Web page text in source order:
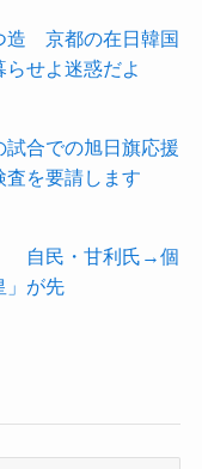
造 京都の在日韓国
せよ迷惑だよ
合での旭日旗応援
を要請します
自民・甘利氏→個
」が先